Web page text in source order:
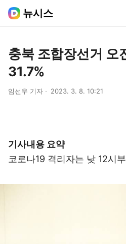
뉴시스
충북 조합장선거 오
31.7%
임선우 기자 2023. 3. 8. 10:21
기사내용 요약
코로나19 격리자는 낮 12시